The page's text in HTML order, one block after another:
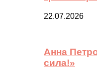
22.07.2026
Анна
сила!»